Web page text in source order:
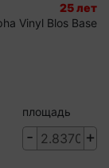
25 лет
Vinyl Blos Base
площадь
- +